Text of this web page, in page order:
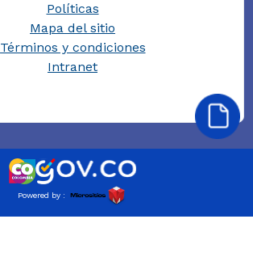
Políticas
Mapa del sitio
Términos y condiciones
Intranet
Powered by :